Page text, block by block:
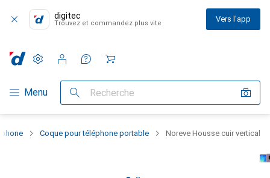
digitec
Trouvez et commandez plus vite Vers l'app
Navigation par catégorie
Menu Recherche
Paramètres
Compte client
Listes de comparaison
Listes d'envies
Panier
Coque pour téléphone portable Noreve Housse cuir vertical